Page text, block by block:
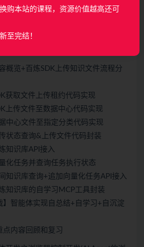
库内容解决智能体的任务规划问题
内容回顾和复习
开发之RAG自学习机制(AI Agent的自
概览+百炼SDK上传知识文件流程分
获取文件上传租约代码实现
上传文件至数据中心代码实现
中心文件至指定分类代码实现
状态查询&上传文件代码封装
知识库API接入
化任务并查询任务执行状态
知识库查询+追加向量化任务API接入
知识库的自学习MCP工具封装
智能体实现自总结+自学习+自沉淀
内容回顾和复习
购本站的课程，资源价值越高还可
至完结！